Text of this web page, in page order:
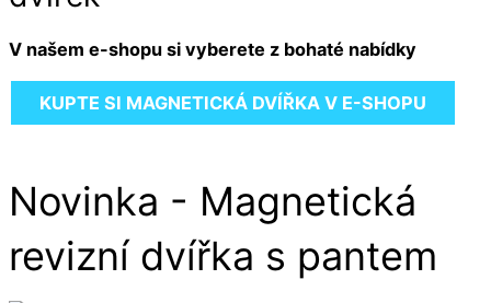
V našem e-shopu si vyberete z bohaté nabídky
KUPTE SI MAGNETICKÁ DVÍŘKA V E-SHOPU
Novinka - Magnetická
revizní dvířka s pantem